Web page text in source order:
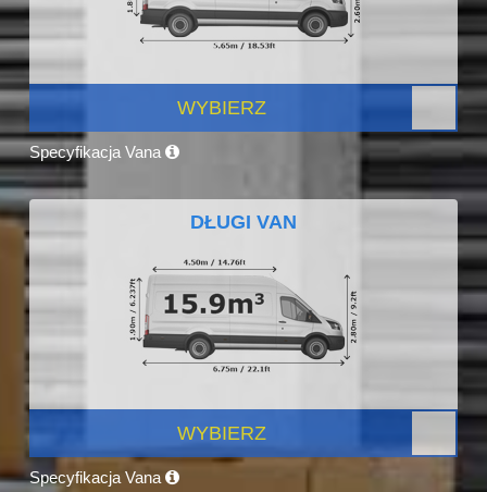
WYBIERZ
Specyfikacja Vana
DŁUGI VAN
WYBIERZ
Specyfikacja Vana